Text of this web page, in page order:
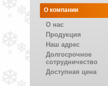
О компании
О нас
Продукция
Наш адрес
Долгосрочное
сотрудничество
Доступная цена